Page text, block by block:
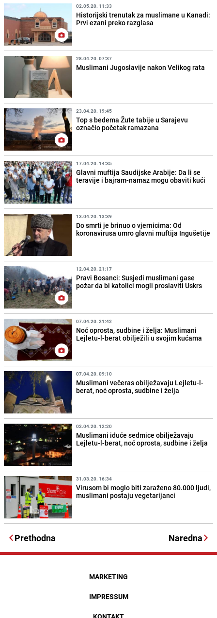
02.05.20. 11:33
Historijski trenutak za muslimane u Kanadi:
Prvi ezani preko razglasa
28.04.20. 07:37
Muslimani Jugoslavije nakon Velikog rata
23.04.20. 19:45
Top s bedema Žute tabije u Sarajevu
označio početak ramazana
17.04.20. 14:35
Glavni muftija Saudijske Arabije: Da li se
teravije i bajram-namaz mogu obaviti kući
13.04.20. 13:39
Do smrti je brinuo o vjernicima: Od
koronavirusa umro glavni muftija Ingušetije
12.04.20. 21:17
Pravi Bosanci: Susjedi muslimani gase
požar da bi katolici mogli proslaviti Uskrs
07.04.20. 21:42
Noć oprosta, sudbine i želja: Muslimani
Lejletu-l-berat obilježili u svojim kućama
07.04.20. 09:10
Muslimani večeras obilježavaju Lejletu-l-
berat, noć oprosta, sudbine i želja
02.04.20. 12:20
Muslimani iduće sedmice obilježavaju
Lejletu-l-berat, noć oprosta, sudbine i želja
31.03.20. 16:34
Virusom bi moglo biti zaraženo 80.000 ljudi,
muslimani postaju vegetarijanci
Prethodna Naredna
MARKETING
IMPRESSUM